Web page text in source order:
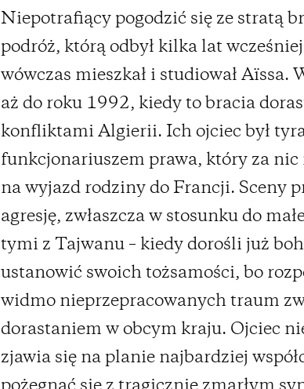
Niepotrafiący pogodzić się ze stratą
podróż, którą odbył kilka lat
wówczas mieszkał i studiował Aïssa.
aż do roku 1992, kiedy to bracia
konfliktami Algierii. Ich ojciec był
funkcjonariuszem prawa, który za nic
na wyjazd rodziny do Francji. Sceny
agresję, zwłaszcza w stosunku do
tymi z Tajwanu – kiedy dorośli już
ustanowić swoich tożsamości, bo
widmo nieprzepracowanych traum
dorastaniem w obcym kraju. Ojciec
zjawia się na planie najbardziej